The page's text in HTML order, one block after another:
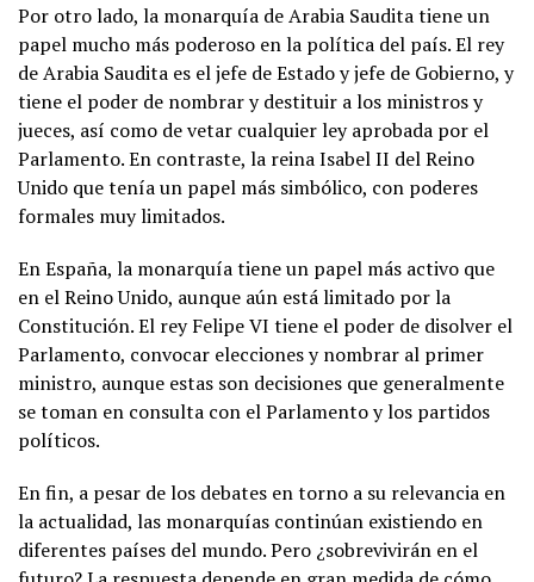
Por otro lado, la monarquía de Arabia Saudita tiene un
papel mucho más poderoso en la política del país. El rey
de Arabia Saudita es el jefe de Estado y jefe de Gobierno, y
tiene el poder de nombrar y destituir a los ministros y
jueces, así como de vetar cualquier ley aprobada por el
Parlamento. En contraste, la reina Isabel II del Reino
Unido que tenía un papel más simbólico, con poderes
formales muy limitados.
En España, la monarquía tiene un papel más activo que
en el Reino Unido, aunque aún está limitado por la
Constitución. El rey Felipe VI tiene el poder de disolver el
Parlamento, convocar elecciones y nombrar al primer
ministro, aunque estas son decisiones que generalmente
se toman en consulta con el Parlamento y los partidos
políticos.
En fin, a pesar de los debates en torno a su relevancia en
la actualidad, las monarquías continúan existiendo en
diferentes países del mundo. Pero ¿sobrevivirán en el